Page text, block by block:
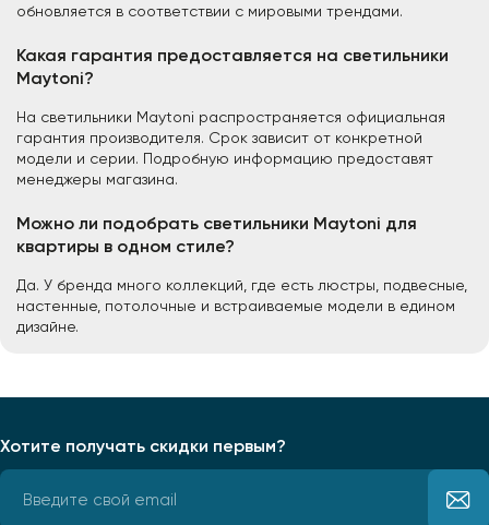
обновляется в соответствии с мировыми трендами.
Какая гарантия предоставляется на светильники
Maytoni?
На светильники Maytoni распространяется официальная
гарантия производителя. Срок зависит от конкретной
модели и серии. Подробную информацию предоставят
менеджеры магазина.
Можно ли подобрать светильники Maytoni для
квартиры в одном стиле?
Да. У бренда много коллекций, где есть люстры, подвесные,
настенные, потолочные и встраиваемые модели в едином
дизайне.
Хотите получать скидки первым?